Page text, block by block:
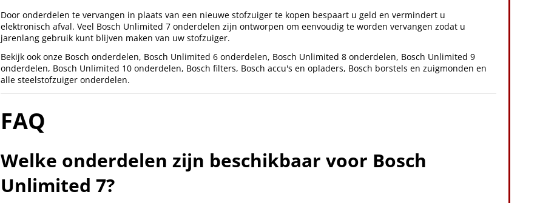
Door onderdelen te vervangen in plaats van een nieuwe stofzuiger te kopen bespaart u geld en vermindert u
elektronisch afval. Veel Bosch Unlimited 7 onderdelen zijn ontworpen om eenvoudig te worden vervangen zodat u
jarenlang gebruik kunt blijven maken van uw stofzuiger.
Bekijk ook onze Bosch onderdelen, Bosch Unlimited 6 onderdelen, Bosch Unlimited 8 onderdelen, Bosch Unlimited 9
onderdelen, Bosch Unlimited 10 onderdelen, Bosch filters, Bosch accu's en opladers, Bosch borstels en zuigmonden en
alle steelstofzuiger onderdelen.
FAQ
Welke onderdelen zijn beschikbaar voor Bosch
Unlimited 7?